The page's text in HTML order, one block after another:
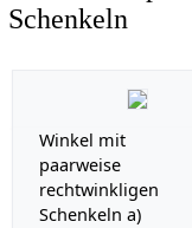
Schenkeln
Winkel mit
paarweise
rechtwinkligen
Schenkeln a)